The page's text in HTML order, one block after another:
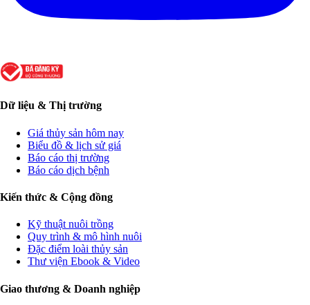
Dữ liệu & Thị trường
Giá thủy sản hôm nay
Biểu đồ & lịch sử giá
Báo cáo thị trường
Báo cáo dịch bệnh
Kiến thức & Cộng đồng
Kỹ thuật nuôi trồng
Quy trình & mô hình nuôi
Đặc điểm loài thủy sản
Thư viện Ebook & Video
Giao thương & Doanh nghiệp